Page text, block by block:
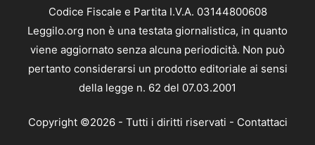
Codice Fiscale e Partita I.V.A. 03144800608
Leggilo.org non è una testata giornalistica, in quanto
viene aggiornato senza alcuna periodicità. Non può
pertanto considerarsi un prodotto editoriale ai sensi
della legge n. 62 del 07.03.2001
Copyright ©2026 - Tutti i diritti riservati - Contattaci